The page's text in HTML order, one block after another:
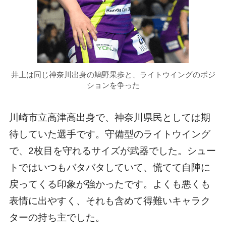
井上は同じ神奈川出身の鳩野果歩と、ライトウイングのポジ
ションを争った
川崎市立高津高出身で、神奈川県民としては期
待していた選手です。守備型のライトウイング
で、2枚目を守れるサイズが武器でした。シュー
トではいつもバタバタしていて、慌てて自陣に
戻ってくる印象が強かったです。よくも悪くも
表情に出やすく、それも含めて得難いキャラク
ターの持ち主でした。